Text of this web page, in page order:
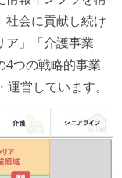
社会に貢献し続け
ア」「介護事業
4つの戦略的事業
営しています。